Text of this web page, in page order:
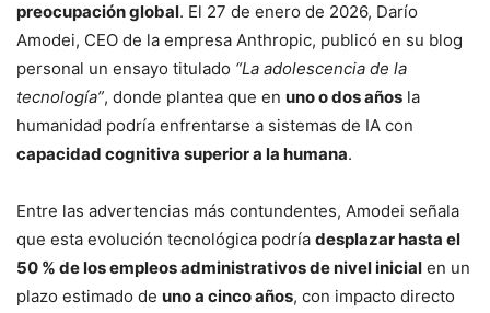
preocupación global. El 27 de enero de 2026, Darío
Amodei, CEO de la empresa Anthropic, publicó en su blog
personal un ensayo titulado “La adolescencia de la
tecnología”, donde plantea que en uno o dos años la
humanidad podría enfrentarse a sistemas de IA con
capacidad cognitiva superior a la humana.
Entre las advertencias más contundentes, Amodei señala
que esta evolución tecnológica podría desplazar hasta el
50 % de los empleos administrativos de nivel inicial en un
plazo estimado de uno a cinco años, con impacto directo